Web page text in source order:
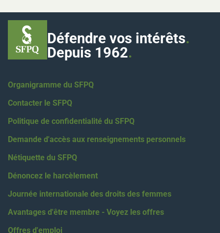
Défendre vos intérêts.
Depuis 1962.
Organigramme du SFPQ
Contacter le SFPQ
Politique de confidentialité du SFPQ
Demande d'accès aux renseignements personnels
Nétiquette du SFPQ
Dénoncez le harcèlement
Journée internationale des droits des femmes
Avantages d'être membre - Voyez les offres
Offres d'emploi